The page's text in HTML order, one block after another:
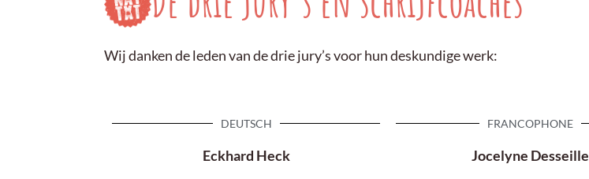
Wij danken de leden van de drie jury’s voor hun deskundige werk:
DEUTSCH
Eckhard Heck
FRANCOPHONE
Jocelyne Desseille